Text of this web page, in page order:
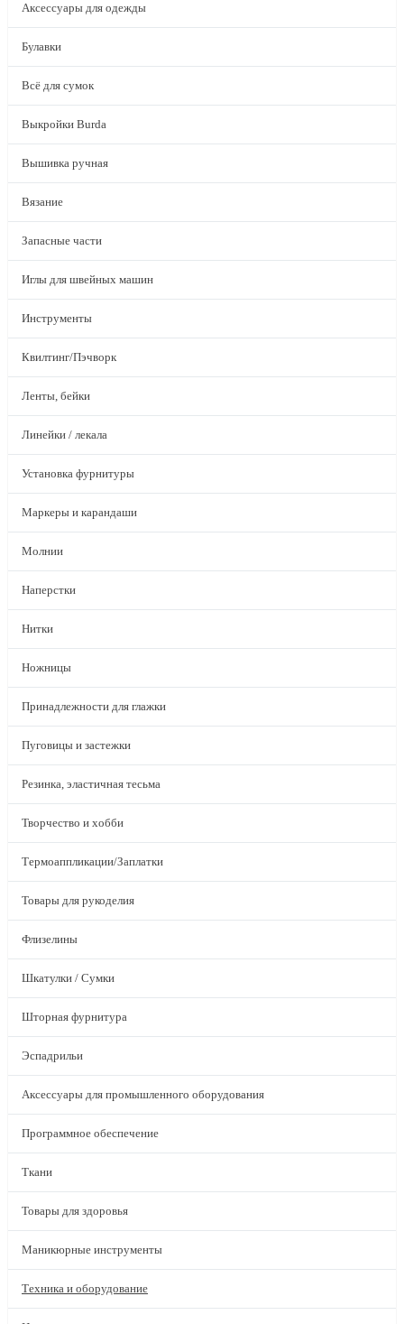
Аксессуары для одежды
Булавки
Всё для сумок
Выкройки Burda
Вышивка ручная
Вязание
Запасные части
Иглы для швейных машин
Инструменты
Квилтинг/Пэчворк
Ленты, бейки
Линейки / лекала
Установка фурнитуры
Маркеры и карандаши
Молнии
Наперстки
Нитки
Ножницы
Принадлежности для глажки
Пуговицы и застежки
Резинка, эластичная тесьма
Творчество и хобби
Термоаппликации/Заплатки
Товары для рукоделия
Флизелины
Шкатулки / Сумки
Шторная фурнитура
Эспадрильи
Аксессуары для промышленного оборудования
Программное обеспечение
Ткани
Товары для здоровья
Маникюрные инструменты
Техника и оборудование